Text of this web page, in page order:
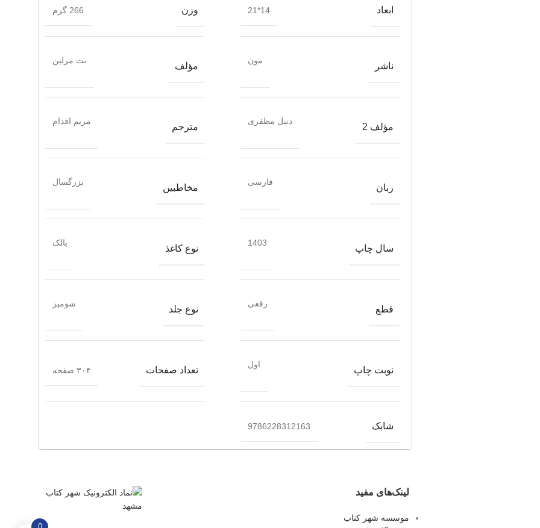
ابعاد 14*21 وزن 266 گرم
ناشر
مون
مؤلف
بت مرلین
مؤلف 2
دنیل مظفری
مترجم
مریم اقدام
زبان
فارسی
مخاطبین
بزرگسال
سال چاپ
1403
نوع کاغذ
بالک
قطع
رقعی
نوع جلد
شومیز
نوبت چاپ
اول
تعداد صفحات ۳۰۴ صفحه
شابک 9786228312163
لینک‌های مفید
موسسه شهر کتاب